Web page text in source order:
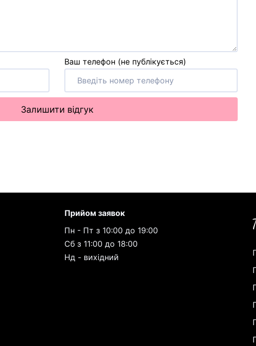
Ваш телефон (не публікується)
Залишити відгук
Прийом заявок
Пн - Пт з 10:00 до 19:00
Сб з 11:00 до 18:00
Нд - вихідний